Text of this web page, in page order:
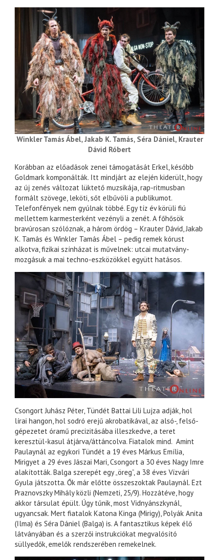
Winkler Tamás Ábel, Jakab K. Tamás, Séra Dániel, Krauter
Dávid Róbert
Korábban az előadások zenei támogatását Erkel, később
Goldmark komponálták. Itt mindjárt az elején kiderült, hogy
az új zenés változat lüktető muzsikája, rap-ritmusban
formált szövege, leköti, sőt elbűvöli a publikumot.
Telefonfények nem gyúlnak többé. Egy tíz év körüli fiú
mellettem karmesterként vezényli a zenét. A főhősök
bravúrosan szólóznak, a három ördög – Krauter Dávid, Jakab
K. Tamás és Winkler Tamás Ábel – pedig remek kórust
alkotva, fizikai színházat is művelnek: utcai mutatvány-
mozgásuk a mai techno-eszközökkel együtt hatásos.
Csongort Juhász Péter, Tündét Battai Lili Lujza adják, hol
lírai hangon, hol sodró erejű akrobatikával, az alsó-, felső-
gépezetet óramű precizitásába illeszkedve, a teret
keresztül-kasul átjárva/áttáncolva. Fiatalok mind. Amint
Paulaynál az egykori Tündét a 19 éves Márkus Emília,
Mirigyet a 29 éves Jászai Mari, Csongort a 30 éves Nagy Imre
alakították. Balga szerepét egy „öreg”, a 38 éves Vízvári
Gyula játszotta. Ők már előtte összeszoktak Paulaynál. Ezt
Praznovszky Mihály közli (Nemzeti, 25/9). Hozzátéve, hogy
akkor társulat épült. Úgy tűnik, most Vidnyánszkynál,
ugyancsak. Mert fiatalok Katona Kinga (Mirigy), Polyák Anita
(Ilma) és Séra Dániel (Balga) is. A fantasztikus képek élő
látványában és a szerzői instrukciókat megvalósító
süllyedők, emelők rendszerében remekelnek.